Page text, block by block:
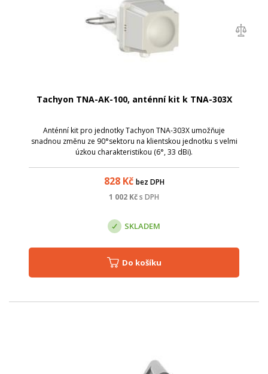
Tachyon TNA-AK-100, anténní kit k TNA-303X
Anténní kit pro jednotky Tachyon TNA-303X umožňuje
snadnou změnu ze 90°sektoru na klientskou jednotku s velmi
úzkou charakteristikou (6°, 33 dBi).
828Kč bez DPH
1 002 Kčs DPH
SKLADEM
Do košíku